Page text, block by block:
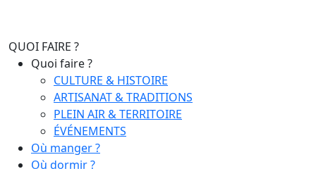
QUOI FAIRE ?
Quoi faire ?
CULTURE & HISTOIRE
ARTISANAT & TRADITIONS
PLEIN AIR & TERRITOIRE
ÉVÉNEMENTS
Où manger ?
Où dormir ?